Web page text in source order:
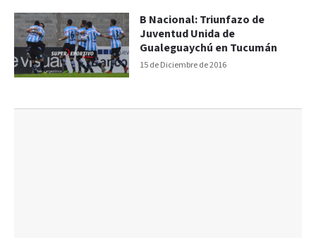
15 de Diciembre de 2016
B Nacional: Triunfazo de
Juventud Unida de
Gualeguaychú en Tucumán